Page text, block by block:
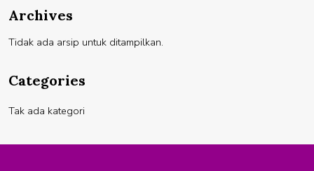
Archives
Tidak ada arsip untuk ditampilkan.
Categories
Tak ada kategori